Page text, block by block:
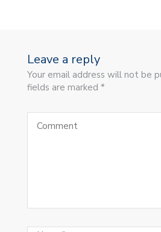
Leave a reply
Your email address will not be
fields are marked *